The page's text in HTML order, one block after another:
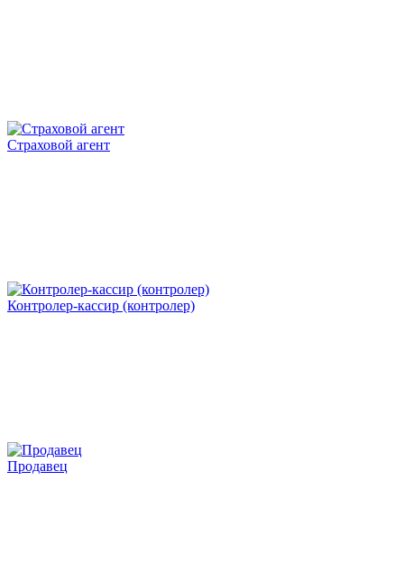
Страховой агент
Контролер-кассир (контролер)
Продавец